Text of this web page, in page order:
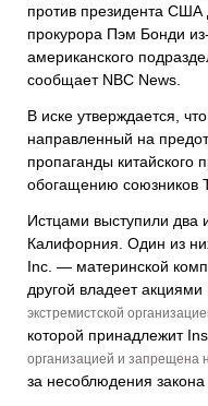
против президента США
прокурора Пэм Бонди
американского
сообщает NBC News
В иске утверждается,
направленный на
пропаганды китайского
обогащению союзников
Истцами выступили два
Калифорния . Один из
Inc. — материнской
другой владеет акциями
экстремистской
которой принадлежит
организацией и запрещена
за несоблюдения